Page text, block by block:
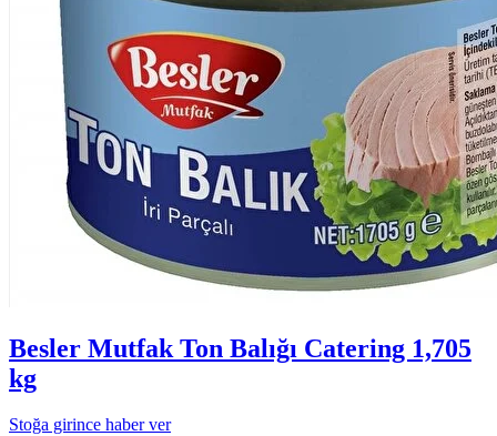
Besler Mutfak Ton Balığı Catering 1,705
kg
Stoğa girince haber ver